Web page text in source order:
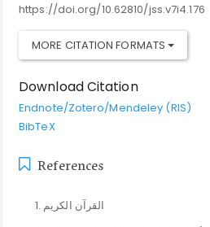
https://doi.org/10.62810/jss.v7i4.176
MORE CITATION FORMATS
Download Citation
Endnote/Zotero/Mendeley (RIS)
BibTeX
References
القرآن الکریم